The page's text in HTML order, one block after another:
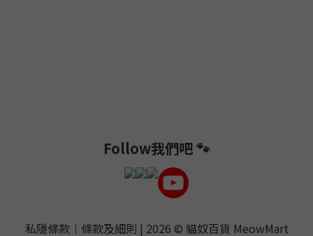
Follow我們吧 🐾
私隱條款｜ 條款及細則 | 2026 © 貓奴百貨 MeowMart